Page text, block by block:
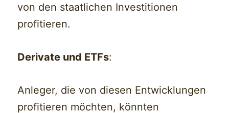
von den staatlichen Investitionen
profitieren.
Derivate und ETFs:
Anleger, die von diesen Entwicklungen
profitieren möchten, könnten